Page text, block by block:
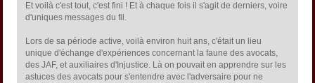
Et voilà c'est tout, c'est fini ! Et à chaque fois il s'agit de derniers, voire
d'uniques messages du fil.
Lors de sa période active, voilà environ huit ans, c'était un lieu
unique d'échange d'expériences concernant la faune des avocats,
des JAF, et auxiliaires d'Injustice. Là on pouvait en apprendre sur les
astuces des avocats pour s'entendre avec l'adversaire pour ne